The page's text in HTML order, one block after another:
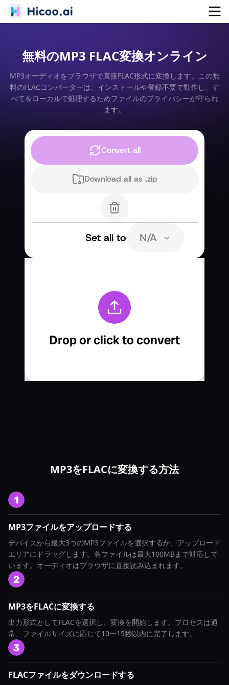
無料のMP3 FLAC変換オンライン
MP3オーディオをブラウザで直接FLAC形式に変換します。この無
料のFLACコンバーターは、インストールや登録不要で動作し、す
べてをローカルで処理するためファイルのプライバシーが守られ
ます。
MP3をFLACに変換する方法
MP3ファイルをアップロードする
デバイスから最大3つのMP3ファイルを選択するか、アップロード
エリアにドラッグします。各ファイルは最大100MBまで対応して
います。オーディオはブラウザに直接読み込まれます。
MP3をFLACに変換する
出力形式としてFLACを選択し、変換を開始します。プロセスは通
常、ファイルサイズに応じて10〜15秒以内に完了します。
FLACファイルをダウンロードする